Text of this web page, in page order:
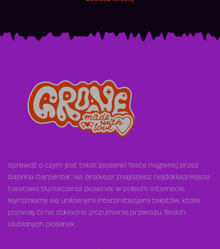
Sprawdź o czym jest tekst piosenki Taste nagranej przez
Sabrina Carpenter. Na Groove.pl znajdziesz najdokładniejsze
tekstowo tłumaczenia piosenek w polskim Internecie.
Wyróżniamy się unikalnymi interpretacjami tekstów, które
pozwolą Ci na dokładne zrozumienie przekazu Twoich
ulubionych piosenek.